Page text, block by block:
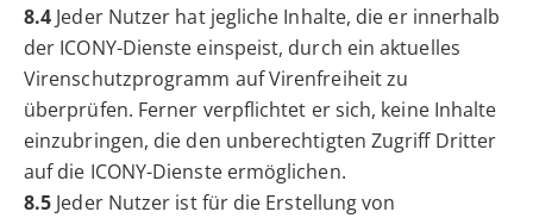
8.4 Jeder Nutzer hat jegliche Inhalte, die er innerhalb
der ICONY-Dienste einspeist, durch ein aktuelles
Virenschutzprogramm auf Virenfreiheit zu
überprüfen. Ferner verpflichtet er sich, keine Inhalte
einzubringen, die den unberechtigten Zugriff Dritter
auf die ICONY-Dienste ermöglichen.
8.5 Jeder Nutzer ist für die Erstellung von